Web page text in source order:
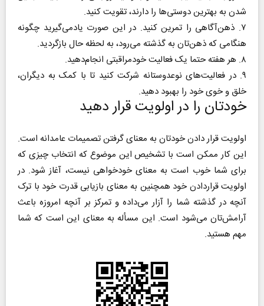
شدن به بهترین دوستی‌ها را دارند، تقویت کنید.
۷. ذهن‌آگاهی را تمرین کنید. در این صورت یاد‌می‌گیرید چگونه
هنگامی که ذهن‌تان به گذشته می‌رود، به لحظه‌ حال بازگردید.
۸. هر هفته حتما یک فعالیت خودمراقبتی انجام‌دهید.
۹. در فعالیت‌های نوعدوستانه شرکت کنید تا با کمک به دیگران،
خلق و خوی خود را بهبود دهید.
خودتان را در اولویت قرار دهید
اولویت قرار دادن خودتان به معنای گرفتن تصمیمات عامدانه است.
این کار ممکن است با تشخیص این موضوع که انتخاب چیزی که
برای شما خوب است به معنای خودخواهی نیست، آغاز شود. در
اولویت قراردادن خود همچنین به معنای بازیابی قدرت خود با ترک
آنچه در گذشته شما را آزار می‌داده و تمرکز بر آنچه امروزه باعث
آرامش‌تان می‌شود است. این مسأله به معنای این است که شما
مهم هستید.